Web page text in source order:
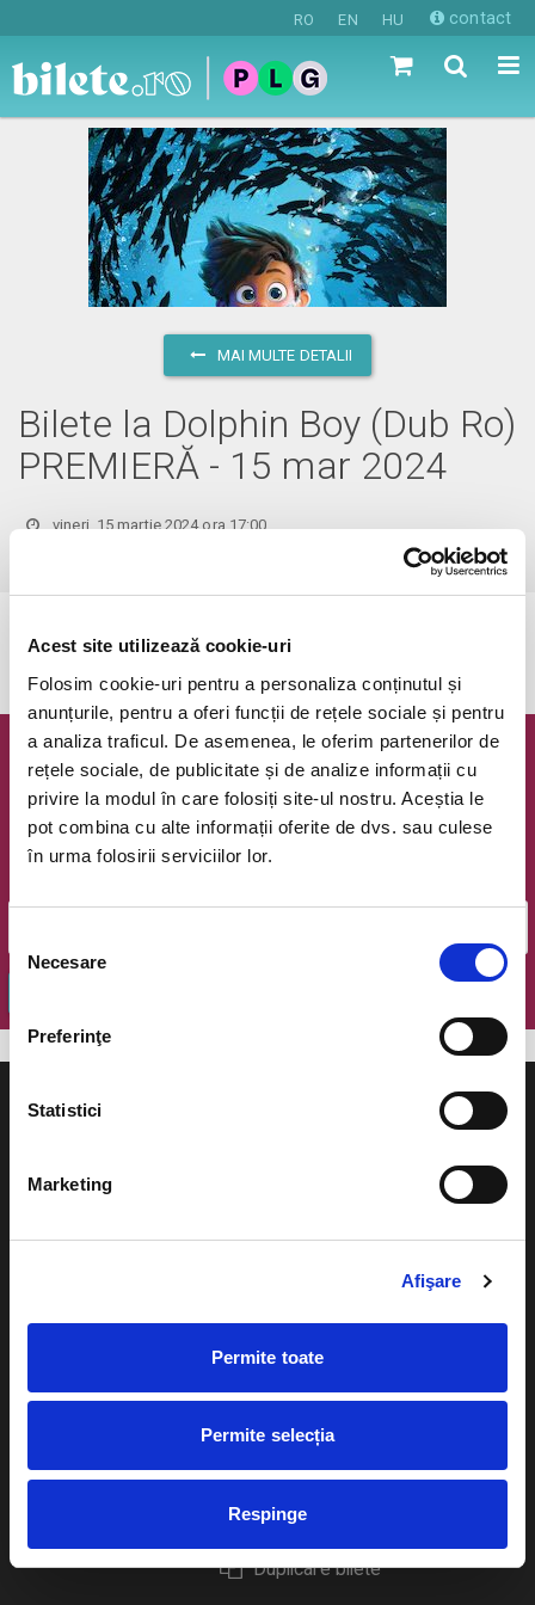
Acest site utilizează cookie-uri
Folosim cookie-uri pentru a personaliza conținutul și
anunțurile, pentru a oferi funcții de rețele sociale și pentru
a analiza traficul. De asemenea, le oferim partenerilor de
rețele sociale, de publicitate și de analize informații cu
privire la modul în care folosiți site-ul nostru. Aceștia le
pot combina cu alte informații oferite de dvs. sau culese
în urma folosirii serviciilor lor.
consimțământului
Necesare
Preferinţe
Statistici
Marketing
Afişare
Permite toate
Permite selecția
Respinge
RO EN HU contact
MAI MULTE DETALII
Bilete la Dolphin Boy (Dub Ro)
PREMIERĂ - 15 mar 2024
vineri, 15 martie 2024 ora 17:00
Evenimentul a expirat.
Newsletter @ Bilete.ro
Oferte exclusive si o editie saptamanala cu cele mai noi
evenimente.
Cum comand bilete?
Plata online sau cash
eBilet printat acasa
Livrare prin curier
Returnare bilete
Duplicare bilete
Evenimente
festivaluri
Pentru copii